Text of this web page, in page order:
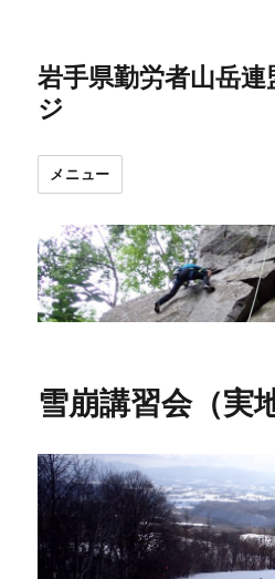
岩手県勤労者山岳
ジ
メニュー
雪崩講習会（実